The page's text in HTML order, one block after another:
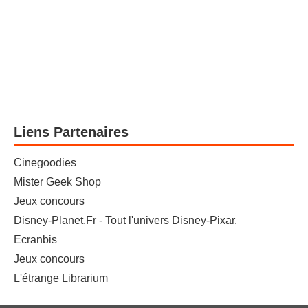
Liens Partenaires
Cinegoodies
Mister Geek Shop
Jeux concours
Disney-Planet.Fr - Tout l'univers Disney-Pixar.
Ecranbis
Jeux concours
L'étrange Librarium